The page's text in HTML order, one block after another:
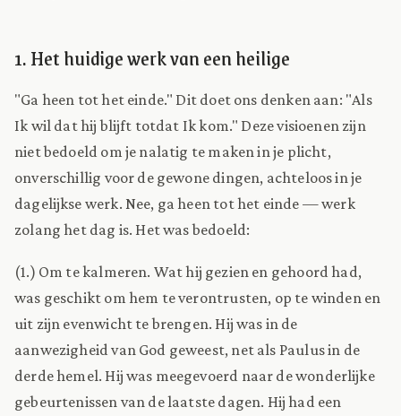
1. Het huidige werk van een heilige
"Ga heen tot het einde." Dit doet ons denken aan: "Als
Ik wil dat hij blijft totdat Ik kom." Deze visioenen zijn
niet bedoeld om je nalatig te maken in je plicht,
onverschillig voor de gewone dingen, achteloos in je
dagelijkse werk. Nee, ga heen tot het einde — werk
zolang het dag is. Het was bedoeld:
(1.) Om te kalmeren. Wat hij gezien en gehoord had,
was geschikt om hem te verontrusten, op te winden en
uit zijn evenwicht te brengen. Hij was in de
aanwezigheid van God geweest, net als Paulus in de
derde hemel. Hij was meegevoerd naar de wonderlijke
gebeurtenissen van de laatste dagen. Hij had een